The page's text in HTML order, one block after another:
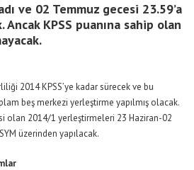
ve 02 Temmuz gecesi 23.59’a
KPSS puanına sahip olan
2014 KPSS’ye kadar sürecek ve bu
beş merkezi yerleştirme yapılmış olacak.
olan 2014/1 yerleştirmeleri 23 Haziran-02
üzerinden yapılacak.